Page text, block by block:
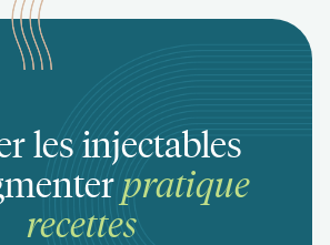
les injectables
pratique
recettes